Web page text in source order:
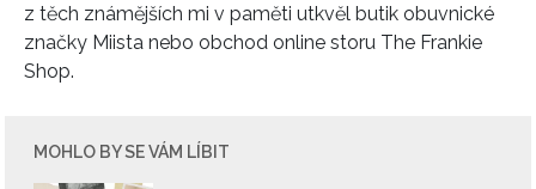
ODESLAT
Přihlášením k newsletteru souhlasíte s
potvrzujete, že jste se seznámili se
z těch známějších mi v paměti utkvěl butik obuvnické
značky Miista nebo obchod online storu The Frankie
Shop.
MOHLO BY SE VÁM LÍBIT